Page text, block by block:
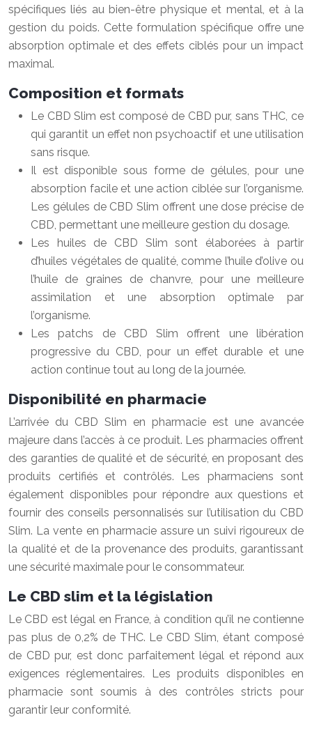
spécifiques liés au bien-être physique et mental, et à la
gestion du poids. Cette formulation spécifique offre une
absorption optimale et des effets ciblés pour un impact
maximal.
Composition et formats
Le CBD Slim est composé de CBD pur, sans THC, ce
qui garantit un effet non psychoactif et une utilisation
sans risque.
Il est disponible sous forme de gélules, pour une
absorption facile et une action ciblée sur l’organisme.
Les gélules de CBD Slim offrent une dose précise de
CBD, permettant une meilleure gestion du dosage.
Les huiles de CBD Slim sont élaborées à partir
d’huiles végétales de qualité, comme l’huile d’olive ou
l’huile de graines de chanvre, pour une meilleure
assimilation et une absorption optimale par
l’organisme.
Les patchs de CBD Slim offrent une libération
progressive du CBD, pour un effet durable et une
action continue tout au long de la journée.
Disponibilité en pharmacie
L’arrivée du CBD Slim en pharmacie est une avancée
majeure dans l’accès à ce produit. Les pharmacies offrent
des garanties de qualité et de sécurité, en proposant des
produits certifiés et contrôlés. Les pharmaciens sont
également disponibles pour répondre aux questions et
fournir des conseils personnalisés sur l’utilisation du CBD
Slim. La vente en pharmacie assure un suivi rigoureux de
la qualité et de la provenance des produits, garantissant
une sécurité maximale pour le consommateur.
Le CBD slim et la législation
Le CBD est légal en France, à condition qu’il ne contienne
pas plus de 0,2% de THC. Le CBD Slim, étant composé
de CBD pur, est donc parfaitement légal et répond aux
exigences réglementaires. Les produits disponibles en
pharmacie sont soumis à des contrôles stricts pour
garantir leur conformité.